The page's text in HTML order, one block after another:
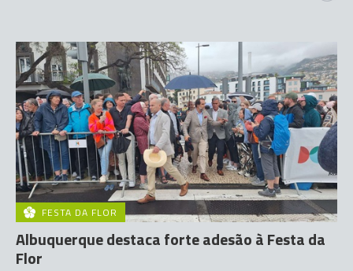
FESTA DA FLOR
Albuquerque destaca forte adesão à Festa da
Flor